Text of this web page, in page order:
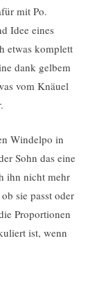
mit Po.
Idee eines
etwas komplett
dank gelbem
vom Knäuel
Windelpo in
Sohn das eine
ihn nicht mehr
sie passt oder
Proportionen
ist, wenn